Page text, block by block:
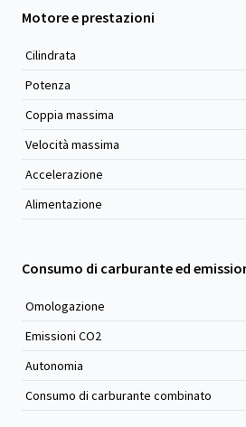
Motore e prestazioni
Cilindrata
Potenza
Coppia massima
Velocità massima
Accelerazione
Alimentazione
Consumo di carburante ed
Omologazione
Emissioni CO2
Autonomia
Consumo di carburante combinato